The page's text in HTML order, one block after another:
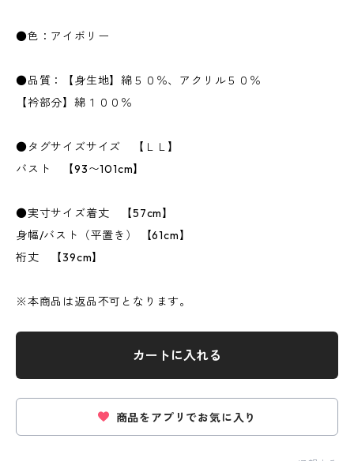
●色：アイボリー
●品質：【身生地】綿５０％、アクリル５０％
【衿部分】綿１００％
●タグサイズサイズ 【ＬＬ】
バスト 【93〜101cm】
●実寸サイズ着丈 【57cm】
身幅/バスト（平置き） 【61cm】
裄丈 【39cm】
※本商品は返品不可となります。
カートに入れる
商品をアプリでお気に入り